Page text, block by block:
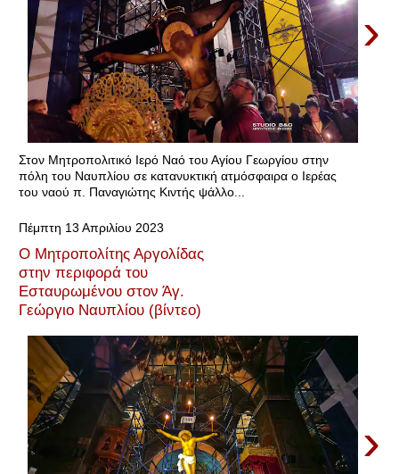
›
Στον Μητροπολιτικό Ιερό Ναό του Αγίου Γεωργίου στην
πόλη του Ναυπλίου σε κατανυκτική ατμόσφαιρα ο Ιερέας
του ναού π. Παναγιώτης Κιντής ψάλλο...
Πέμπτη 13 Απριλίου 2023
Ο Μητροπολίτης Αργολίδας
στην περιφορά του
Εσταυρωμένου στον Άγ.
Γεώργιο Ναυπλίου (βίντεο)
›